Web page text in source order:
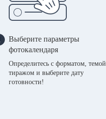
Выберите параметры
фотокалендаря
Определитесь с форматом, темой,
тиражом и выберите дату
готовности!